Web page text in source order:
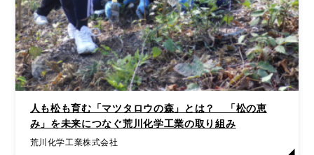
人も松も育む「マツタロウの森」とは？ 「松の恵
み」を未来につなぐ荒川化学工業の取り組み
荒川化学工業株式会社